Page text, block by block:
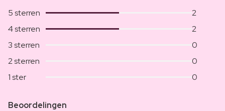
5 sterren
2
4 sterren
2
3 sterren
0
2 sterren
0
1 ster
0
Beoordelingen